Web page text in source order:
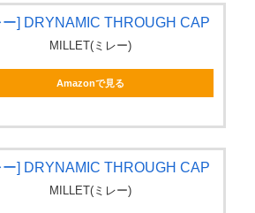
ー] DRYNAMIC THROUGH CAP
MILLET(ミレー)
Amazonで見る
ー] DRYNAMIC THROUGH CAP
MILLET(ミレー)